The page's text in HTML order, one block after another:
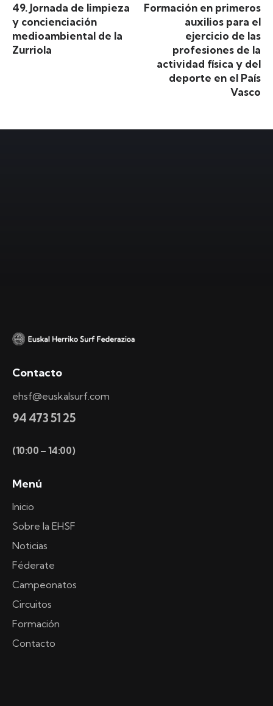
49. Jornada de limpieza
y concienciación
medioambiental de la
Zurriola
Formación en primeros
auxilios para el
ejercicio de las
profesiones de la
actividad física y del
deporte en el País
Vasco
Contacto
ehsf@euskalsurf.com
94 473 51 25
(10:00 – 14:00)
Menú
Inicio
Sobre la EHSF
Noticias
Féderate
Campeonatos
Circuitos
Formación
Contacto